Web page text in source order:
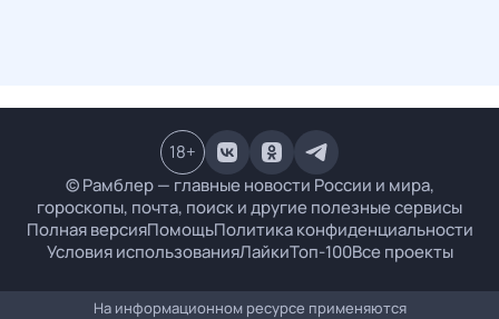
© Рамблер — главные новости России и мира,
гороскопы, почта, поиск и другие полезные сервисы
Полная версияПомощьПолитика конфиденциальности
Условия использованияЛайкиТоп-100Все проекты
18+
На информационном ресурсе применяются